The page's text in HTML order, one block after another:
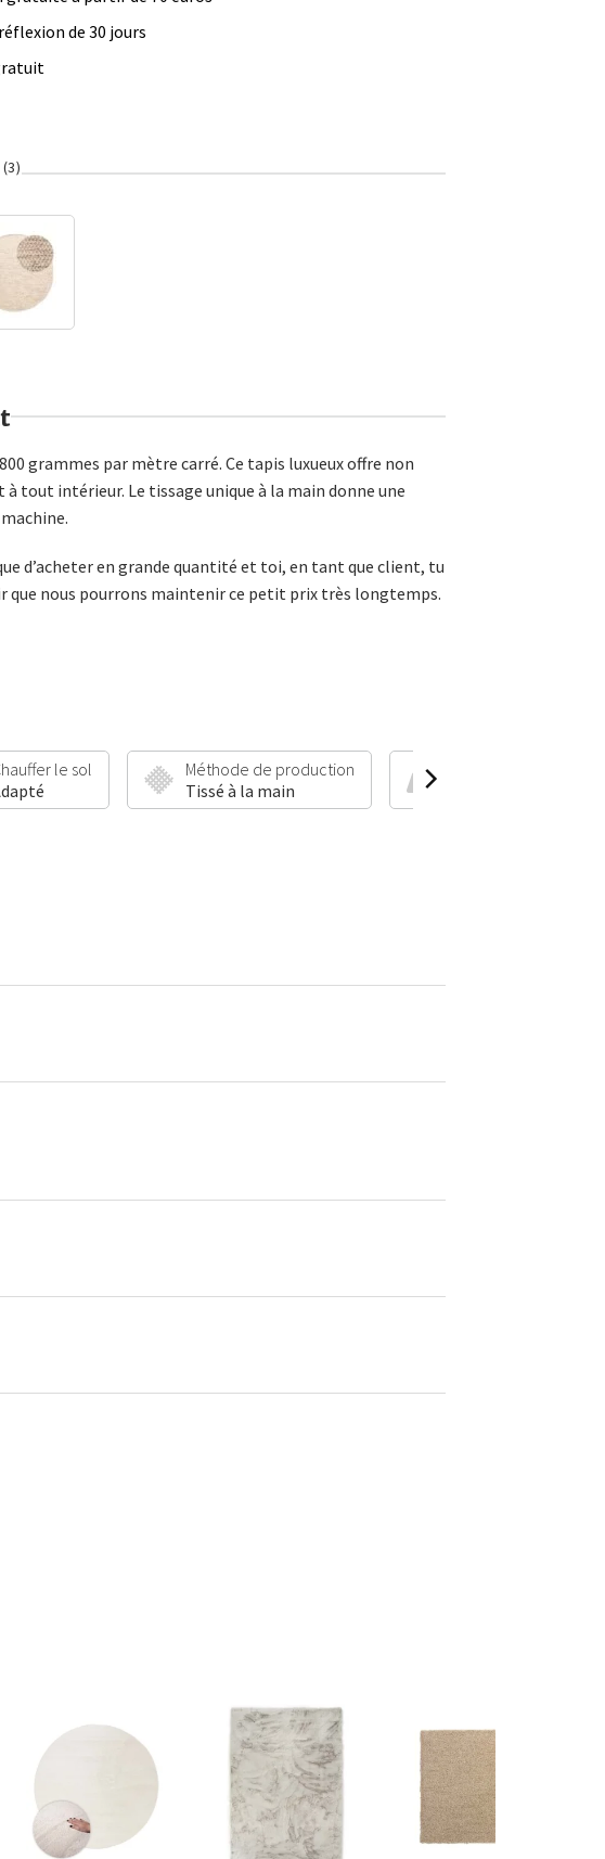
de 30 jours
(3)
grammes par mètre carré. Ce tapis luxueux offre non
tout intérieur. Le tissage unique à la main donne une
d’acheter en grande quantité et toi, en tant que client, tu
que nous pourrons maintenir ce petit prix très longtemps.
le sol
Méthode de production
Tissé à la main